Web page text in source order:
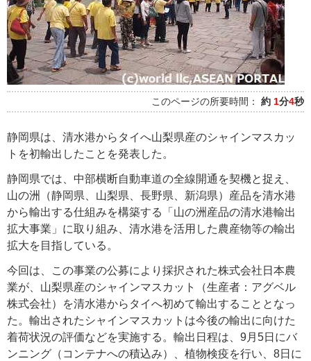
このページの所要時間： 約 1分4秒
静岡県は、清水港からタイへ山梨県産のシャインマスカッ
トを初輸出したことを発表した。
静岡県では、中部横断自動車道の全線開通を契機と捉え、
山の洲（静岡県、山梨県、長野県、新潟県）産品を清水港
から輸出する仕組みを構築する「山の洲産品の清水港輸出
拡大事業」に取り組み、清水港を活用した農産物等の輸出
拡大を目指している。
今回は、この事業の公募により採択された株式会社日本農
業が、山梨県産のシャインマスカット（生産者：アグベル
株式会社）を清水港からタイへ初めて輸出することとなっ
た。輸出されたシャインマスカットは今後の輸出に向けた
着荷状況の評価などを実施する。輸出日程は、9月5日にバ
ンニング（コンテナへの積込み）、植物検疫を行い、8日に